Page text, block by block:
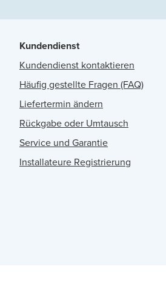
Kundendienst
Kundendienst kontaktieren
Häufig gestellte Fragen (FAQ)
Liefertermin ändern
Rückgabe oder Umtausch
Service und Garantie
Installateure Registrierung